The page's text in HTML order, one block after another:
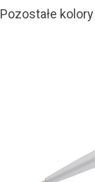
Pozostałe kolory